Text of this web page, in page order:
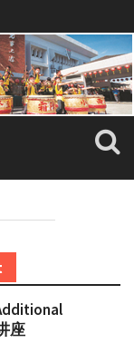
座